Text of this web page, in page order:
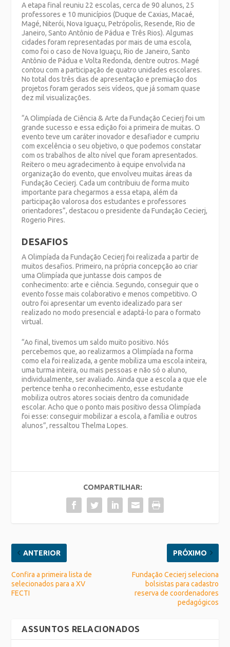
A etapa final reuniu 22 escolas, cerca de 90 alunos, 25
professores e 10 municípios (Duque de Caxias, Macaé,
Magé, Niterói, Nova Iguaçu, Petrópolis, Resende, Rio de
Janeiro, Santo Antônio de Pádua e Três Rios). Algumas
cidades foram representadas por mais de uma escola,
como foi o caso de Nova Iguaçu, Rio de Janeiro, Santo
Antônio de Pádua e Volta Redonda, dentre outros. Magé
contou com a participação de quatro unidades escolares.
No total dos três dias de apresentação e premiação dos
projetos foram gerados seis vídeos, que já somam quase
dez mil visualizações.
“A Olimpíada de Ciência & Arte da Fundação Cecierj foi um
grande sucesso e essa edição foi a primeira de muitas. O
evento teve um caráter inovador e desafiador e cumpriu
com excelência o seu objetivo, o que podemos constatar
com os trabalhos de alto nível que foram apresentados.
Reitero o meu agradecimento à equipe envolvida na
organização do evento, que envolveu muitas áreas da
Fundação Cecierj. Cada um contribuiu de forma muito
importante para chegarmos a essa etapa, além da
participação valorosa dos estudantes e professores
orientadores”, destacou o presidente da Fundação Cecierj,
Rogerio Pires.
DESAFIOS
A Olimpíada da Fundação Cecierj foi realizada a partir de
muitos desafios. Primeiro, na própria concepção ao criar
uma Olimpíada que juntasse dois campos de
conhecimento: arte e ciência. Segundo, conseguir que o
evento fosse mais colaborativo e menos competitivo. O
outro foi apresentar um evento idealizado para ser
realizado no modo presencial e adaptá-lo para o formato
virtual.
“Ao final, tivemos um saldo muito positivo. Nós
percebemos que, ao realizarmos a Olimpíada na forma
como ela foi realizada, a gente mobiliza uma escola inteira,
uma turma inteira, ou mais pessoas e não só o aluno,
individualmente, ser avaliado. Ainda que a escola a que ele
pertence tenha o reconhecimento, esse estudante
mobiliza outros atores sociais dentro da comunidade
escolar. Acho que o ponto mais positivo dessa Olimpíada
foi esse: conseguir mobilizar a escola, a família e outros
alunos”, ressaltou Thelma Lopes.
COMPARTILHAR:
ANTERIOR
Confira a primeira lista de
selecionados para a XV
FECTI
PRÓXIMO
Fundação Cecierj seleciona
bolsistas para cadastro
reserva de coordenadores
pedagógicos
ASSUNTOS RELACIONADOS